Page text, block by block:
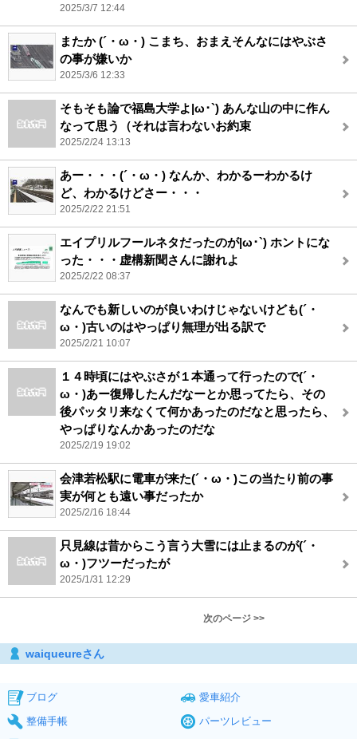
2025/3/7 12:44
またか (´・ω・) こまち、おまえそんなにはやぶさ
の事が嫌いか
2025/3/6 12:33
そもそも論で福島大学よ|ω･`) あんな山の中に作ん
なって思う（それは言わないお約束
2025/2/24 13:13
あー・・・(´・ω・) なんか、わかるーわかるけ
ど、わかるけどさー・・・
2025/2/22 21:51
エイプリルフールネタだったのが|ω･`) ホントにな
った・・・虚構新聞さんに謝れよ
2025/2/22 08:37
なんでも新しいのが良いわけじゃないけども(´・
ω・)古いのはやっぱり無理が出る訳で
2025/2/21 10:07
１４時頃にはやぶさが１本通って行ったので(´・
ω・)あー復帰したんだなーとか思ってたら、その
後パッタリ来なくて何かあったのだなと思ったら、
やっぱりなんかあったのだな
2025/2/19 19:02
会津若松駅に電車が来た(´・ω・)この当たり前の事
実が何とも遠い事だったか
2025/2/16 18:44
只見線は昔からこう言う大雪には止まるのが(´・
ω・)フツーだったが
2025/1/31 12:29
次のページ >>
waiqueureさん
ブログ
愛車紹介
整備手帳
パーツレビュー